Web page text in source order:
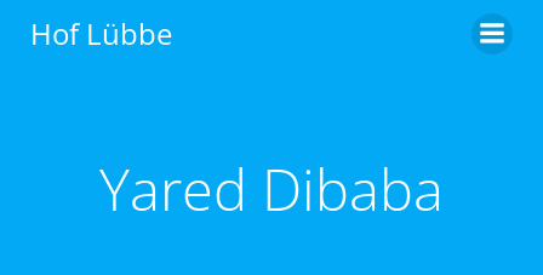
InhaltHof Lübbe
Yared Dibaba